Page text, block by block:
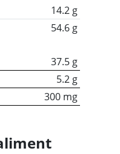
14.2 g
54.6 g
37.5 g
5.2 g
300 mg